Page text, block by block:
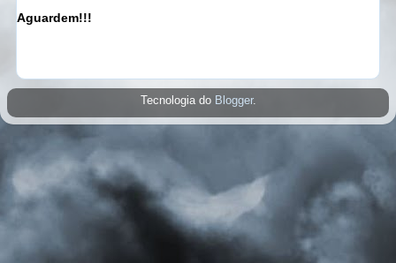
Aguardem!!!
Tecnologia do Blogger.